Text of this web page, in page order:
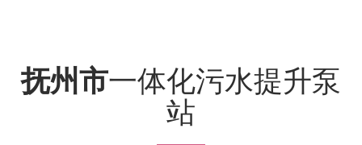
抚州市一体化污水提升泵
站